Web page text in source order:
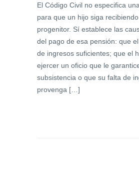
El Código Civil no especifica
para que un hijo siga
progenitor. Sí establece las
del pago de esa pensión: que
de ingresos suficientes; que el
ejercer un oficio que le
subsistencia o que su falta de
provenga […]